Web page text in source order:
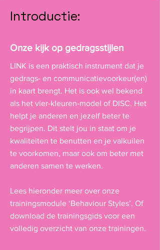
Introductie:
Onze kijk op gedragsstijlen
LINK is een praktisch instrument dat je
gedrags- en communicatievoorkeur(en)
in kaart brengt. Het is ook wel bekend
als het vier-kleuren-model of DISC. Het
helpt je anderen en jezelf beter te
begrijpen. Dit stelt jou in staat om je
kwaliteiten te benutten en je valkuilen
te voorkomen, maar ook om beter met
anderen samen te werken.
Lees hieronder meer over onze
trainingsmodule ‘Behaviour Styles’. Of
download de trainingsgids voor een
volledig overzicht van onze trainingen.